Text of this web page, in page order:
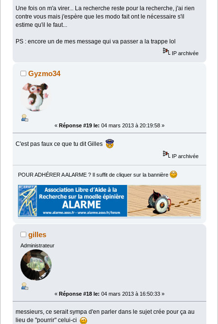
Une fois on m'a virer... La recherche reste pour la recherche, j'ai rien
contre vous mais j'espère que les modo fait ont le nécessaire s'il
estime qu'il le faut...
PS : encore un de mes message qui va passer a la trappe lol
IP archivée
Gyzmo34
« Réponse #19 le: 04 mars 2013 à 20:19:58 »
C'est pas faux ce que tu dit Gilles
IP archivée
POUR ADHÉRER A ALARME ? Il suffit de cliquer sur la bannière
gilles
Administrateur
« Réponse #18 le: 04 mars 2013 à 16:50:33 »
messieurs, ce serait sympa d'en parler dans le sujet crée pour ça au
lieu de "pourrir" celui-ci